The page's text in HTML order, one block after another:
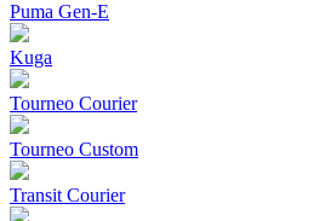
Puma Gen‑E
Kuga
Tourneo Courier
Tourneo Custom
Transit Courier